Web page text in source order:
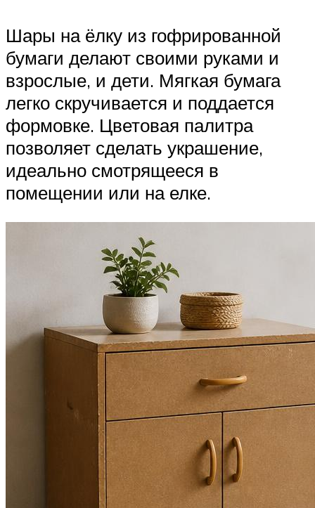
Шары на ёлку из гофрированной
бумаги делают своими руками и
взрослые, и дети. Мягкая бумага
легко скручивается и поддается
формовке. Цветовая палитра
позволяет сделать украшение,
идеально смотрящееся в
помещении или на елке.